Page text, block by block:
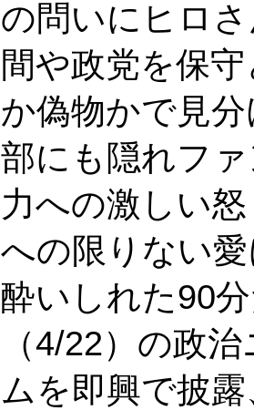
の問いにヒロ
間や政党を保
か偽物かで見
部にも隠れフ
力への激しい
への限りない
酔いしれた90
（4/22）の政
ムを即興で披